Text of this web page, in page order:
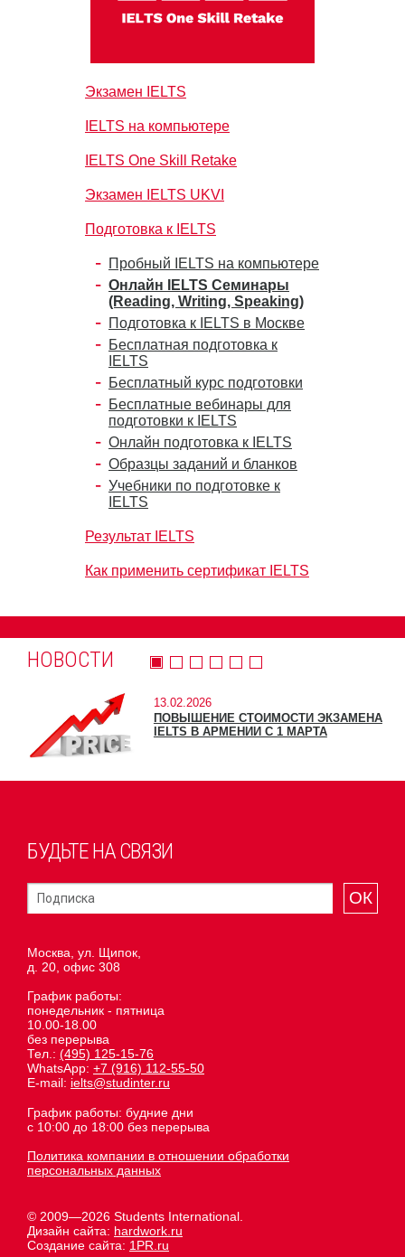
Экзамен IELTS
IELTS на компьютере
IELTS One Skill Retake
Экзамен IELTS UKVI
Подготовка к IELTS
Пробный IELTS на компьютере
Онлайн IELTS Семинары
(Reading, Writing, Speaking)
Подготовка к IELTS в Москве
Бесплатная подготовка к
IELTS
Бесплатный курс подготовки
Бесплатные вебинары для
подготовки к IELTS
Онлайн подготовка к IELTS
Образцы заданий и бланков
Учебники по подготовке к
IELTS
Результат IELTS
Как применить сертификат IELTS
НОВОСТИ
13.02.2026
ПОВЫШЕНИЕ СТОИМОСТИ ЭКЗАМЕНА
IELTS В АРМЕНИИ С 1 МАРТА
БУДЬТЕ НА СВЯЗИ
ОК
Москва, ул. Щипок,
д. 20, офис 308
График работы:
понедельник - пятница
10.00-18.00
без перерыва
Тел.: (495) 125-15-76
WhatsApp: +7 (916) 112-55-50
E-mail: ielts@studinter.ru
График работы: будние дни
с 10:00 до 18:00 без перерыва
Политика компании в отношении обработки
персональных данных
© 2009—2026 Students International.
Дизайн сайта: hardwork.ru
Создание сайта: 1PR.ru